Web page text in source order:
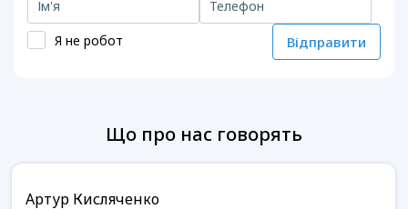
Я не робот Відправити
Що про нас говорять
Артур Кисляченко